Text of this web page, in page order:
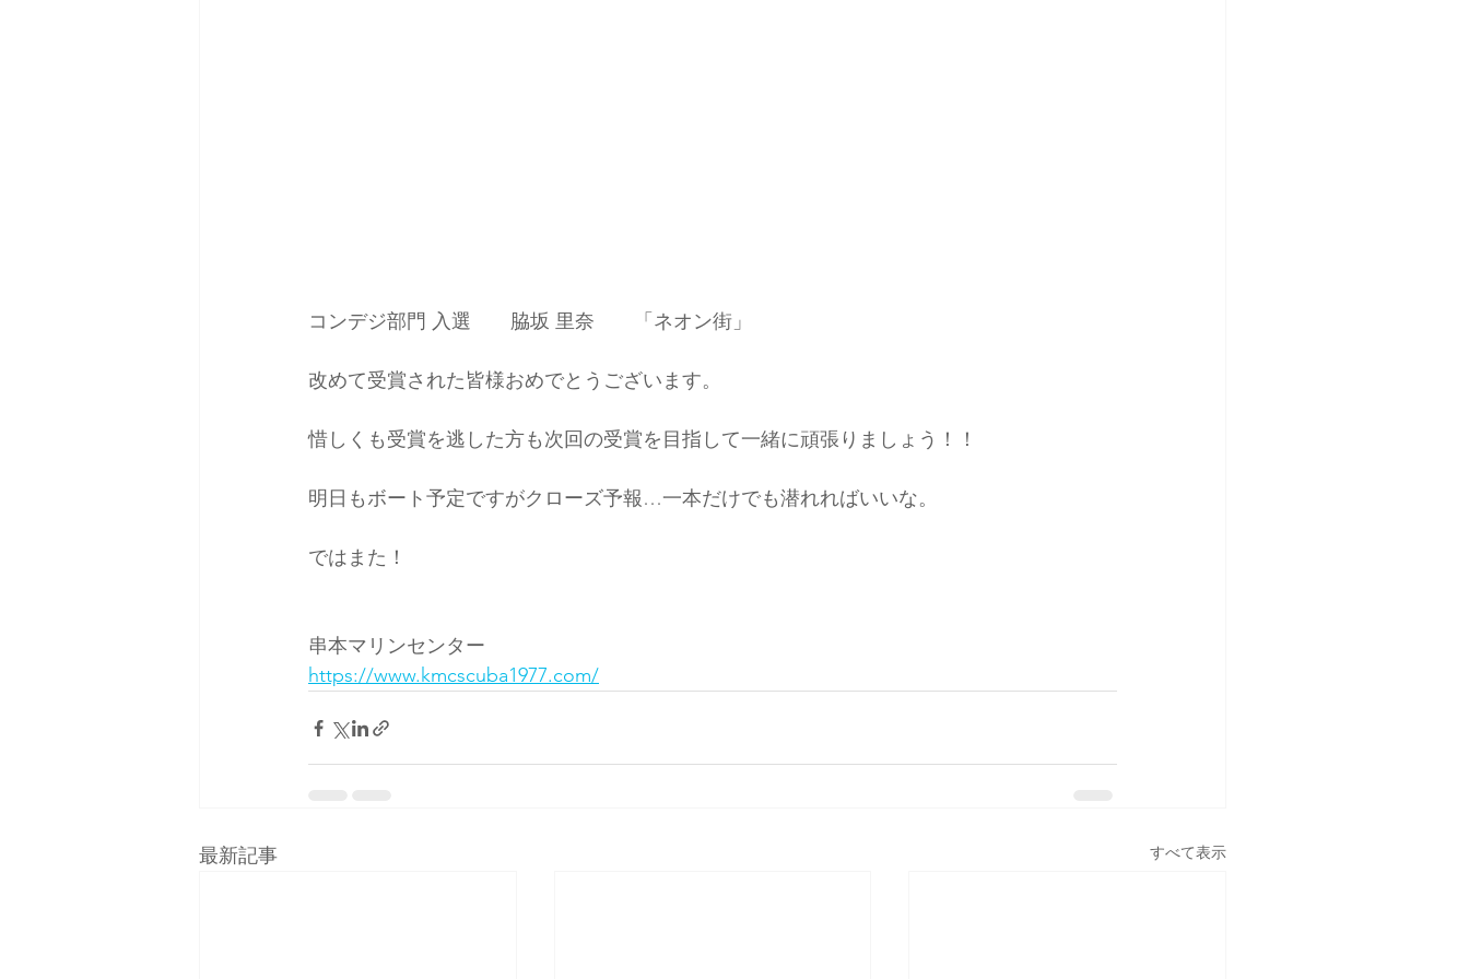
コンデジ部門 入選　　脇坂 里奈　　「ネオン街」
改めて受賞された皆様おめでとうございます。
惜しくも受賞を逃した方も次回の受賞を目指して一緒に頑張りましょう！！
明日もボート予定ですがクローズ予報…一本だけでも潜れればいいな。
ではまた！
串本マリンセンター
https://www.kmcscuba1977.com/
最新記事 すべて表示